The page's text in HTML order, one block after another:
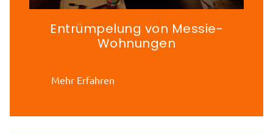
Entrümpelung von Messie-
Wohnungen
Mehr Erfahren